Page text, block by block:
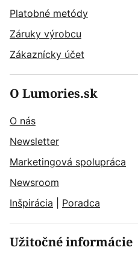
Platobné metódy
Záruky výrobcu
Zákaznícky účet
O Lumories.sk
O nás
Newsletter
Marketingová spolupráca
Newsroom
Inšpirácia
Poradca
Užitočné informácie